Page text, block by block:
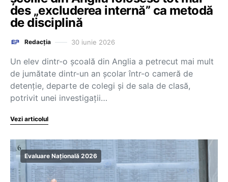
des „excluderea internă” ca metodă
de disciplină
Redacția 30 iunie 2026
Un elev dintr-o școală din Anglia a petrecut mai mult
de jumătate dintr-un an școlar într-o cameră de
detenție, departe de colegi și de sala de clasă,
potrivit unei investigații…
Vezi articolul
Evaluare Națională 2026